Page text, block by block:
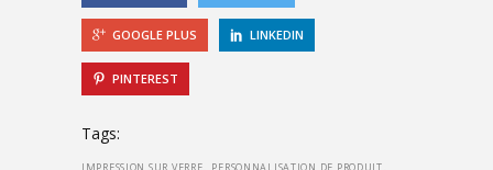
GOOGLE PLUS LINKEDIN
PINTEREST
Tags: